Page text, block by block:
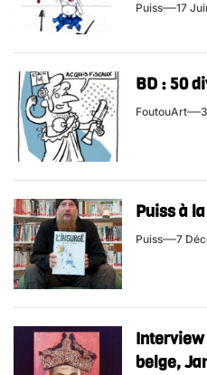
Puiss 17
BD : 50
FoutouArt
Puiss à
Puiss 7
belge,